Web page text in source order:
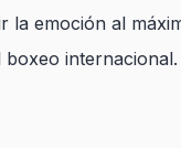
la emoción al
internacional.